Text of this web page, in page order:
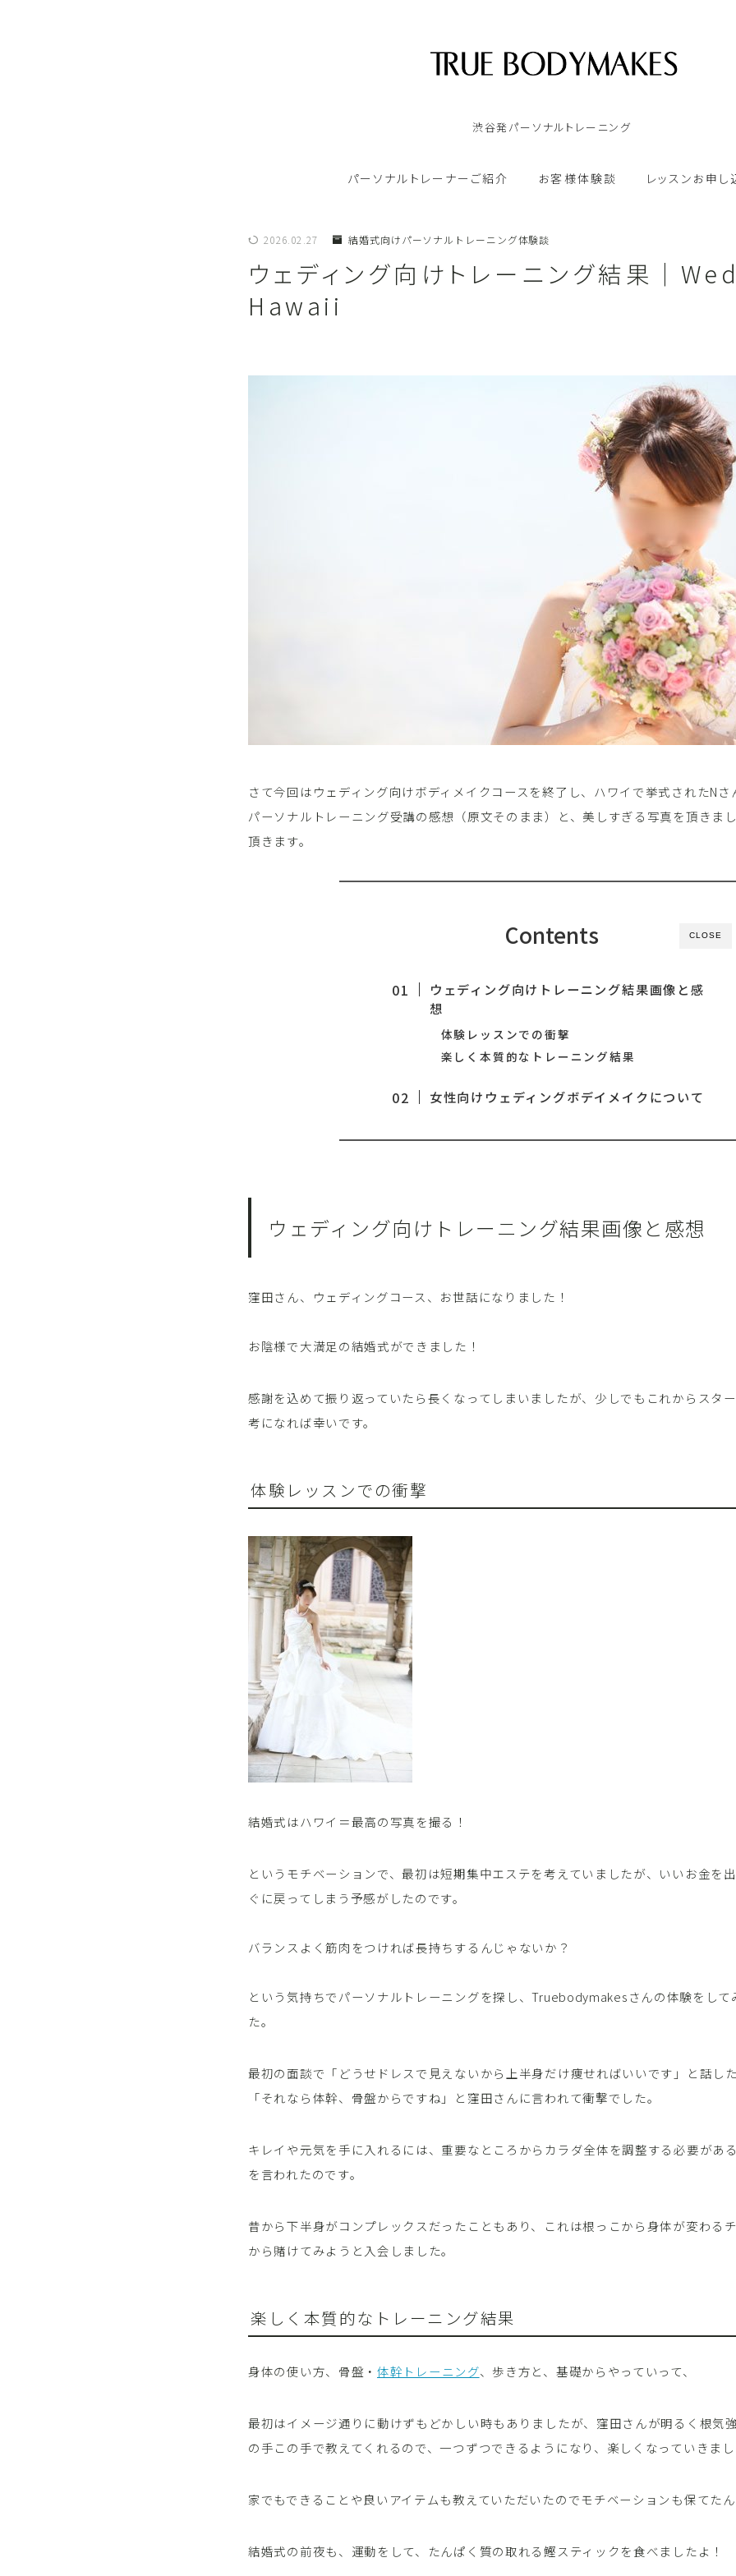
渋谷発パーソナルトレーニング
パーソナルトレーナーご紹介 お客様体験談 レッスンお申し
オンラインパーソナルトレーニング
2026.02.27 結婚式向けパーソナルトレーニング体験談
ウェディング向けトレーニング結果｜
Hawaii
さて今回はウェディング向けボディメイクコースを終了し、ハワイで挙式されたNさ
パーソナルトレーニング受講の感想（原文そのまま）と、美しすぎる写真を頂きま
頂きます。
CLOSE
Contents
ウェディング向けトレーニング結果画像と感
想
体験レッスンでの衝撃
楽しく本質的なトレーニング結果
女性向けウェディングボデイメイクについて
ウェディング向けトレーニング結果画像と感想
窪田さん、ウェディングコース、お世話になりました！
お陰様で大満足の結婚式ができました！
感謝を込めて振り返っていたら長くなってしまいましたが、少しでもこれからスタ
考になれば幸いです。
体験レッスンでの衝撃
結婚式はハワイ＝最高の写真を撮る！
というモチベーションで、最初は短期集中エステを考えていましたが、いいお金を
ぐに戻ってしまう予感がしたのです。
バランスよく筋肉をつければ長持ちするんじゃないか？
という気持ちでパーソナルトレーニングを探し、Truebodymakesさんの体験をして
た。
最初の面談で「どうせドレスで見えないから上半身だけ痩せればいいです」と話した
「それなら体幹、骨盤からですね」と窪田さんに言われて衝撃でした。
キレイや元気を手に入れるには、重要なところからカラダ全体を調整する必要があ
を言われたのです。
昔から下半身がコンプレックスだったこともあり、これは根っこから身体が変わる
から賭けてみようと入会しました。
楽しく本質的なトレーニング結果
身体の使い方、骨盤・ 体幹トレーニング、歩き方と、基礎からやっていって、
最初はイメージ通りに動けずもどかしい時もありましたが、窪田さんが明るく根気
の手この手で教えてくれるので、一つずつできるようになり、楽しくなっていきまし
家でもできることや良いアイテムも教えていただいたのでモチベーションも保てたん
結婚式の前夜も、運動をして、たんぱく質の取れる鰹スティックを食べましたよ！